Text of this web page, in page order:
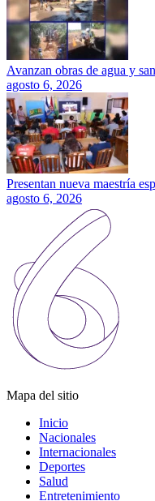
Avanzan obras de agua y
agosto 6, 2026
Presentan nueva maestría
agosto 6, 2026
Mapa del sitio
Inicio
Nacionales
Internacionales
Deportes
Salud
Entretenimiento